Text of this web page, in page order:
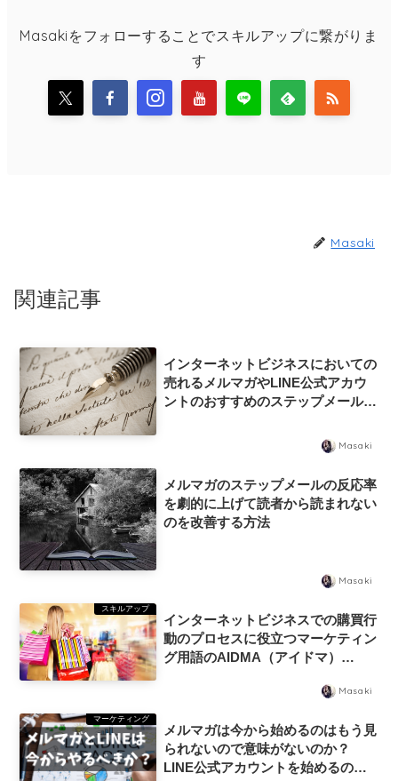
Masakiをフォローすることでスキルアップに繋がりま
す
Masaki
関連記事
インターネットビジネスにおいての
売れるメルマガやLINE公式アカウ
ントのおすすめのステップメールの
Masaki
メルマガのステップメールの反応率
を劇的に上げて読者から読まれない
のを改善する方法
Masaki
スキルアップ
インターネットビジネスでの購買行
動のプロセスに役立つマーケティン
グ用語のAIDMA（アイドマ）
ダ）AIDCA（アイドカ）の法則Masaki
マーケティング
メルマガは今から始めるのはもう見
られないので意味がないのか？
LINE公式アカウントを始めるのは